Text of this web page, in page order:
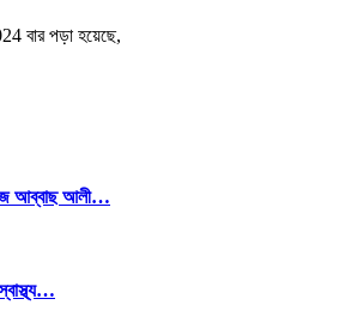
বার পড়া হয়েছে,
আব্বাছ আলী…